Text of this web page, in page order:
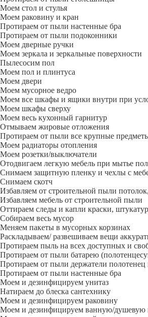
Моем стол и стулья
Моем раковину и кран
Протираем от пыли настенные бра
Протираем от пыли подоконники
Моем дверные ручки
Моем зеркала и зеркальные поверхности
Пылесосим пол
Моем пол и плинтуса
Моем двери
Моем мусорное ведро
Моем все шкафы и ящики внутри при
Моем шкафы сверху
Моем весь кухонный гарнитур
Отмываем жировые отложения
Протираем от пыли все крупные
Моем радиаторы отопления
Моем розетки/выключатели
Отодвигаем легкую мебель при мытье
Снимаем защитную пленку и чехлы с
Снимаем скотч
Избавляем от строительной пыли
Избавляем мебель от строительной пыли
Оттираем следы и капли краски,
Собираем весь мусор
Меняем пакеты в мусорных корзинах
Раскладываем/ развешиваем вещи
Протираем пыль на всех доступных и
Протираем от пыли батарею
Протираем от пыли держатели полотенец
Протираем от пыли настенные бра
Моем и дезинфицируем унитаз
Натираем до блеска сантехнику
Моем и дезинфицируем раковину
Моем и дезинфицируем ванную/душевую